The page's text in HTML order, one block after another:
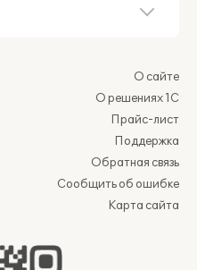
О сайте
О решениях 1С
Прайс-лист
Поддержка
Обратная связь
Сообщить об ошибке
Карта сайта